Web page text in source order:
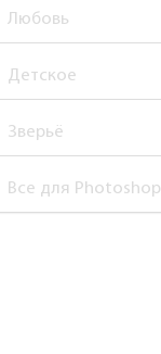
Любовь
Детское
Зверьё
Все для Photoshop